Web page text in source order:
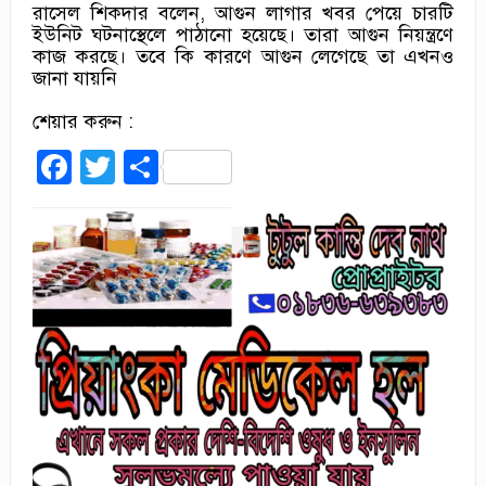
রাসেল শিকদার বলেন, আগুন লাগার খবর পেয়ে চারটি
ইউনিট ঘটনাস্থেলে পাঠানো হয়েছে। তারা আগুন নিয়ন্ত্রণে
কাজ করছে। তবে কি কারণে আগুন লেগেছে তা এখনও
জানা যায়নি
শেয়ার করুন :
Facebook
Twitter
Share